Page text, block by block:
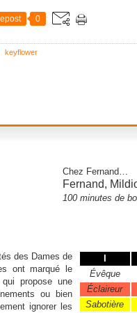
0
keyflower
Chez Fernand…
Fernand,
100 minutes de
Évêque
Éclaireur
Sabotière
des Dames de
ont marqué le
propose une
ou bien
ignorer les